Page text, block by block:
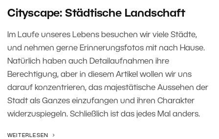
Cityscape: Städtische Landschaft
Im Laufe unseres Lebens besuchen wir viele Städte,
und nehmen gerne Erinnerungsfotos mit nach Hause.
Natürlich haben auch Detailaufnahmen ihre
Berechtigung, aber in diesem Artikel wollen wir uns
darauf konzentrieren, das majestätische Aussehen der
Stadt als Ganzes einzufangen und ihren Charakter
widerzuspiegeln. Schließlich ist das jedes Mal anders.
WEITERLESEN